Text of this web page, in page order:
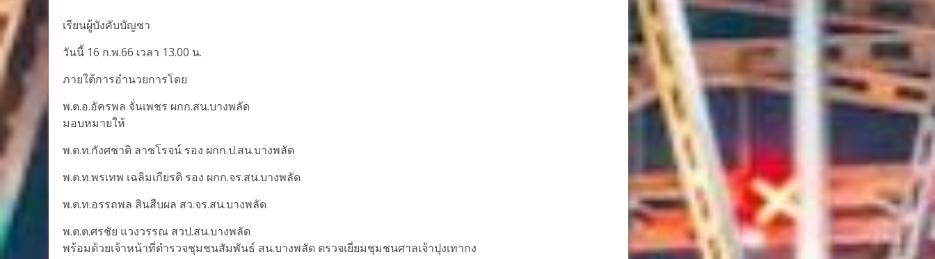
เรียนผู้บังคับบัญชา
วันนี้ 16 ก.พ.66 เวลา 13.00 น.
ภายใต้การอำนวยการโดย
พ.ต.อ.อัครพล จั่นเพชร ผกก.สน.บางพลัด
มอบหมายให้
พ.ต.ท.กังศชาติ ลาชโรจน์ รอง ผกก.ป.สน.บางพลัด
พ.ต.ท.พรเทพ เฉลิมเกียรติ รอง ผกก.จร.สน.บางพลัด
พ.ต.ท.อรรถพล สินสืบผล สว.จร.สน.บางพลัด
พ.ต.ต.ศรชัย แวงวรรณ สวป.สน.บางพลัด
พร้อมด้วยเจ้าหน้าที่ตำรวจชุมชนสัมพันธ์ สน.บางพลัด ตรวจเยี่ยมชุมชนศาลเจ้าปุงเทากง